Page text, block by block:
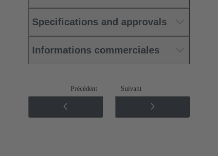
Specifications and approvals
Informations commerciales
Précédent Suivant